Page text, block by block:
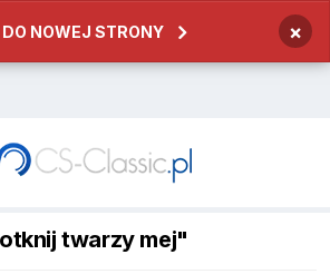
DO NOWEJ STRONY ×
twarzy mej"